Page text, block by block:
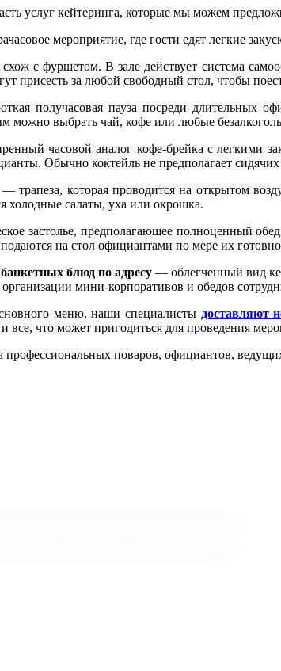
услуг кейтеринга, которые мы можем
мероприятие, где гости едят легкие
с фуршетом. В зале действует система
присесть за любой свободный стол, чтобы
получасовая пауза посреди длительных
можно выбрать чай, кофе или любые
часовой аналог кофе-брейка с легкими
Обычно коктейль не предполагает
— трапеза, которая проводится на открытом
холодные салаты, уха или окрошка.
застолье, предполагающее полноценный
на стол официантами по мере их
блюд по адресу — облегченный вид
организации мини-корпоративов и обедов
меню, наши специалисты доставляют
и все, что может пригодиться для проведения
поваров, официантов,